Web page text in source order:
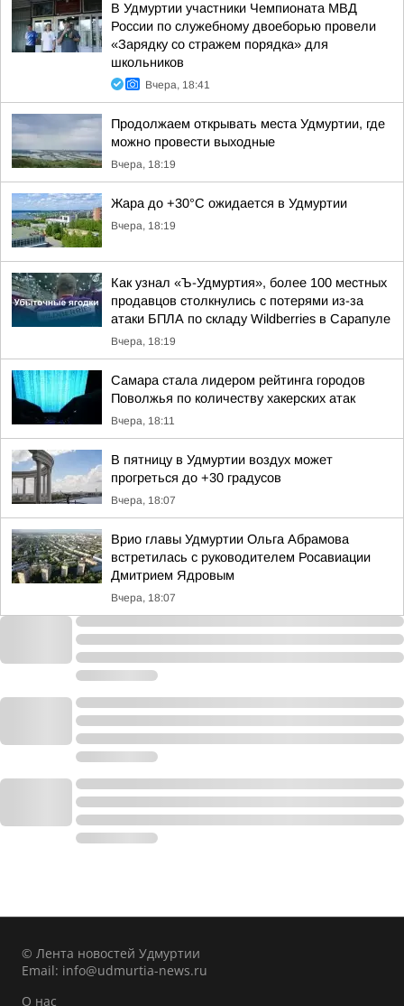
В Удмуртии участники Чемпионата МВД
России по служебному двоеборью провели
«Зарядку со стражем порядка» для
школьников
Вчера, 18:41
Продолжаем открывать места Удмуртии, где
можно провести выходные
Вчера, 18:19
Жара до +30°С ожидается в Удмуртии
Вчера, 18:19
Как узнал «Ъ-Удмуртия», более 100 местных
продавцов столкнулись с потерями из-за
атаки БПЛА по складу Wildberries в Сарапуле
Вчера, 18:19
Самара стала лидером рейтинга городов
Поволжья по количеству хакерских атак
Вчера, 18:11
В пятницу в Удмуртии воздух может
прогреться до +30 градусов
Вчера, 18:07
Врио главы Удмуртии Ольга Абрамова
встретилась с руководителем Росавиации
Дмитрием Ядровым
Вчера, 18:07
© Лента новостей Удмуртии
Email: info@udmurtia-news.ru
О нас